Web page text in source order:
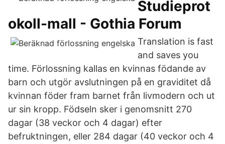
Studieprot
okoll-mall - Gothia Forum
Translation is fast
and saves you
time. Förlossning kallas en kvinnas födande av
barn och utgör avslutningen på en graviditet då
kvinnan föder fram barnet från livmodern och ut
ur sin kropp. Födseln sker i genomsnitt 270
dagar (38 veckor och 4 dagar) efter
befruktningen, eller 284 dagar (40 veckor och 4